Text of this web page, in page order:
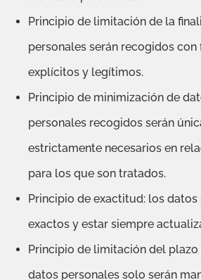
Principio de limitación de la
personales serán recogidos con
explícitos y legítimos.
Principio de minimización de
personales recogidos serán
estrictamente necesarios en
para los que son tratados.
Principio de exactitud: los datos
exactos y estar siempre
Principio de limitación del
datos personales solo serán